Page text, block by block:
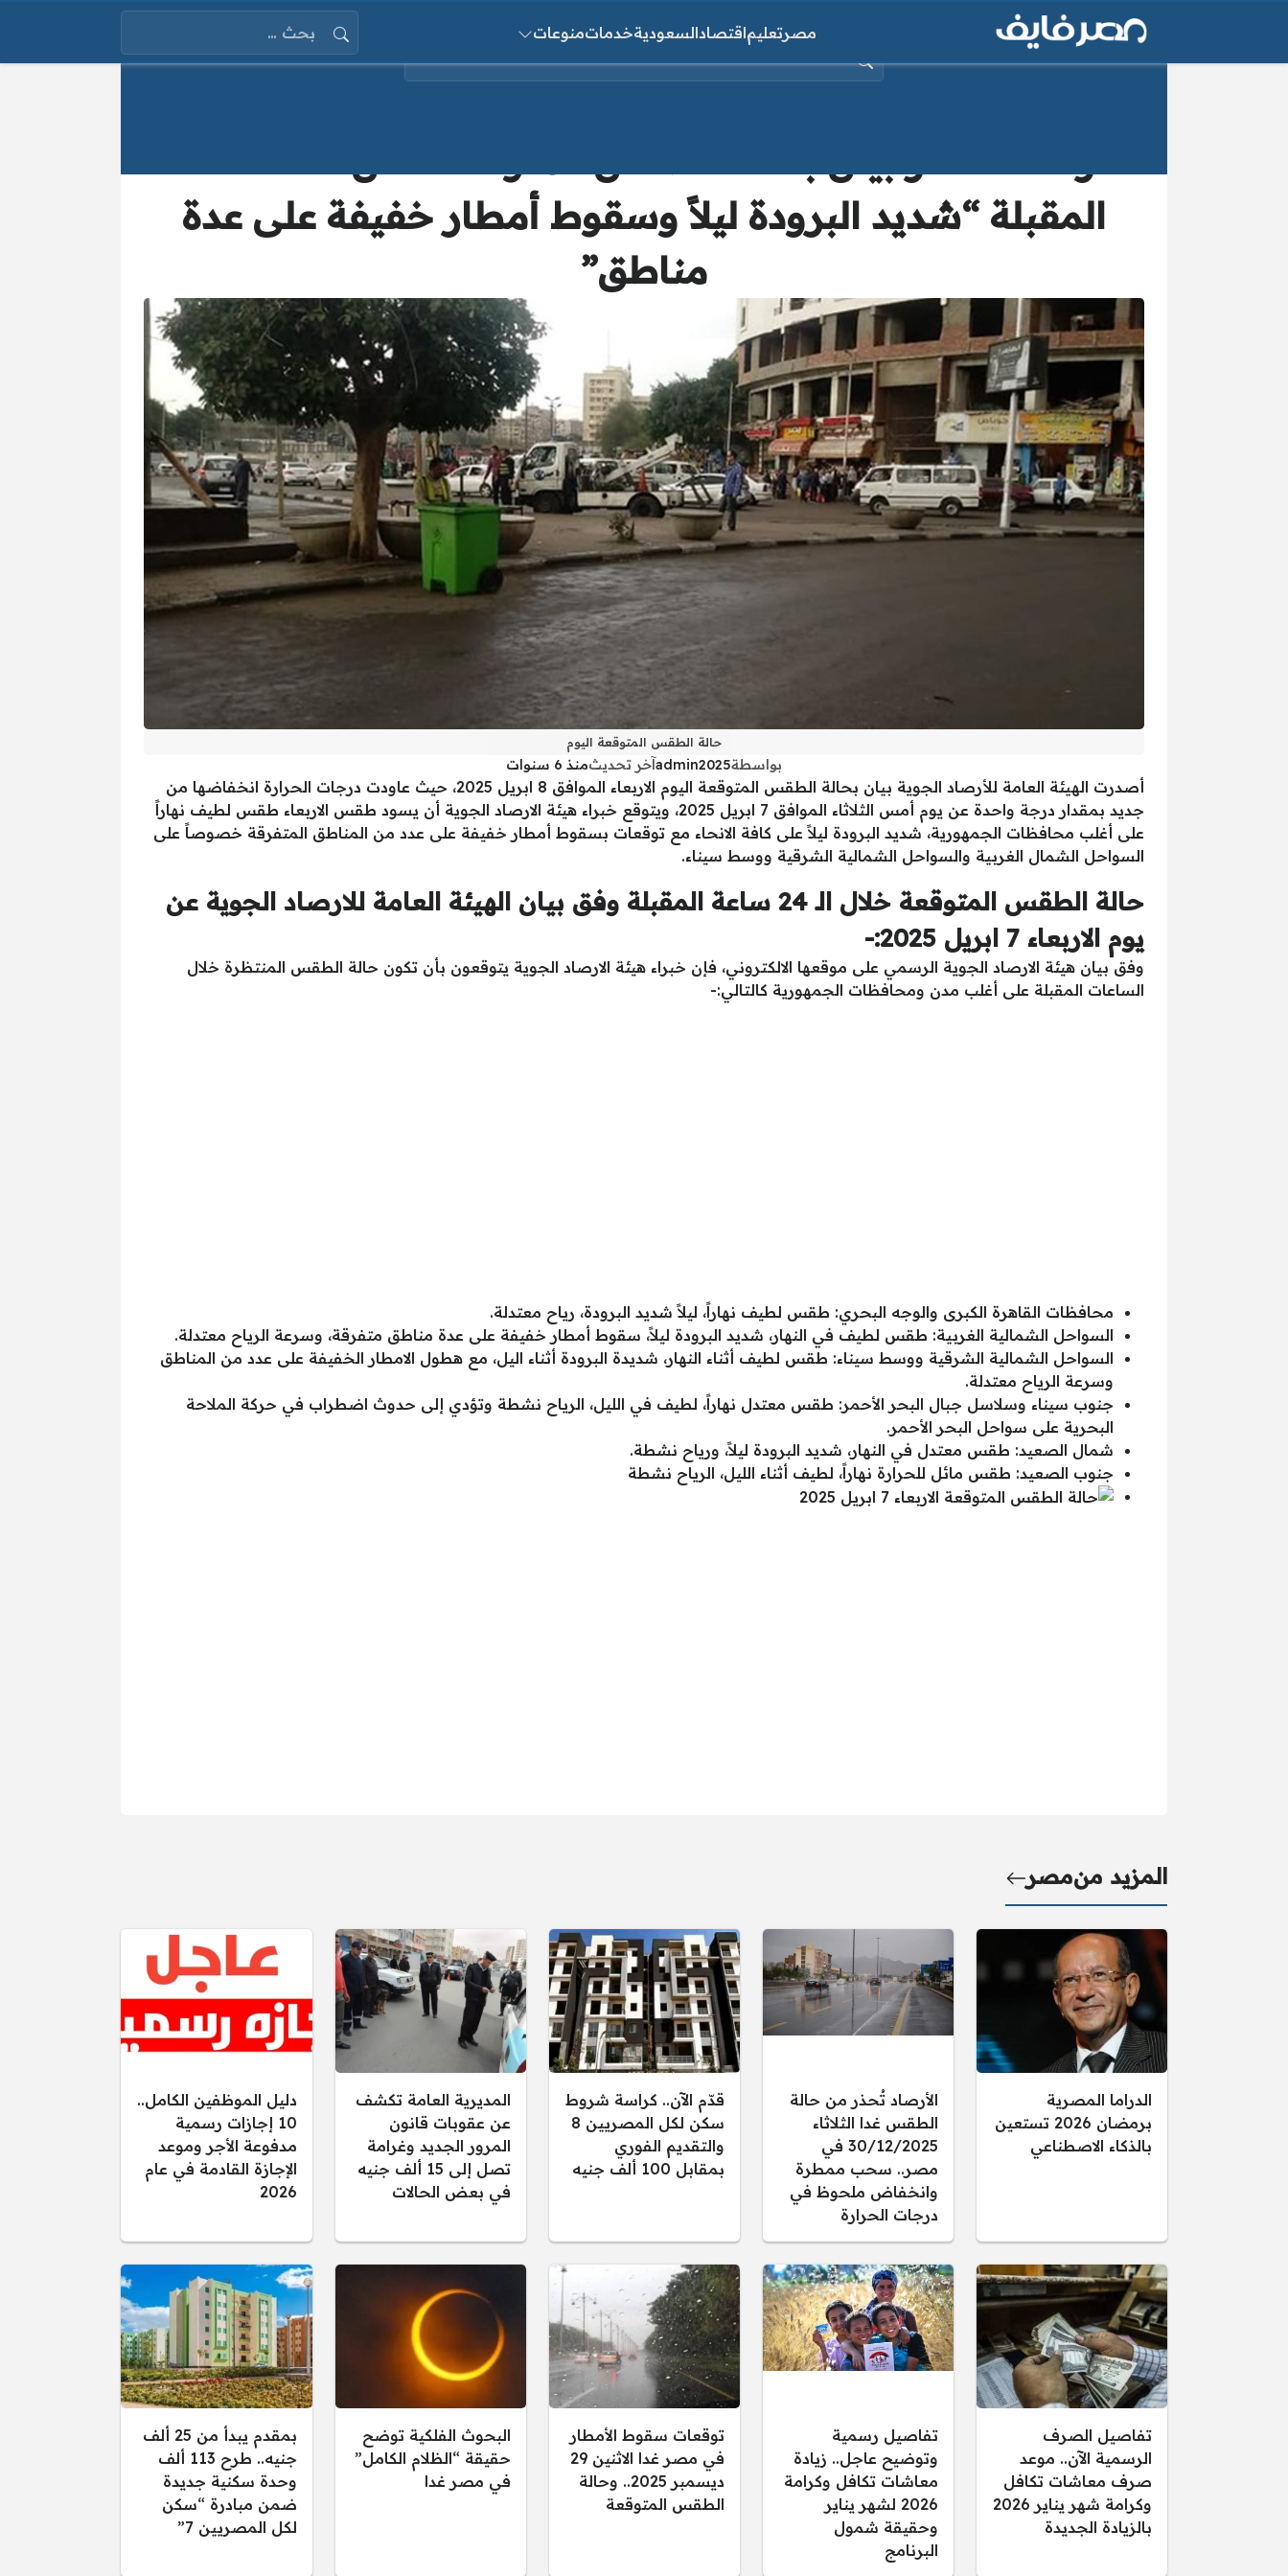
مصرتعليماقتصادالسعوديةخدماتمنوعات
البحث عن:
المقبلة “شديد البرودة ليلاً وسقوط أمطار خفيفة على عدة
مناطق”
حالة الطقس المتوقعة اليوم
بواسطةadmin2025آخر تحديثمنذ 6 سنوات
أصدرت الهيئة العامة للأرصاد الجوية بيان بحالة الطقس المتوقعة اليوم الاربعاء الموافق 8 ابريل 2025، حيث عاودت درجات الحرارة انخفاضها من
جديد بمقدار درجة واحدة عن يوم أمس الثلاثاء الموافق 7 ابريل 2025، ويتوقع خبراء هيئة الارصاد الجوية أن يسود طقس الاربعاء طقس لطيف نهاراً
على أغلب محافظات الجمهورية، شديد البرودة ليلاً على كافة الانحاء مع توقعات بسقوط أمطار خفيفة على عدد من المناطق المتفرقة خصوصاً على
السواحل الشمال الغربية والسواحل الشمالية الشرقية ووسط سيناء.
حالة الطقس المتوقعة خلال الـ 24 ساعة المقبلة وفق بيان الهيئة العامة للارصاد الجوية عن
يوم الاربعاء 7 ابريل 2025:-
وفق بيان هيئة الارصاد الجوية الرسمي على موقعها الالكتروني، فإن خبراء هيئة الارصاد الجوية يتوقعون بأن تكون حالة الطقس المنتظرة خلال
الساعات المقبلة على أغلب مدن ومحافظات الجمهورية كالتالي:-
محافظات القاهرة الكبرى والوجه البحري: طقس لطيف نهاراً، ليلاً شديد البرودة، رياح معتدلة.
السواحل الشمالية الغربية: طقس لطيف في النهار، شديد البرودة ليلاً، سقوط أمطار خفيفة على عدة مناطق متفرقة، وسرعة الرياح معتدلة.
السواحل الشمالية الشرقية ووسط سيناء: طقس لطيف أثناء النهار، شديدة البرودة أثناء اليل، مع هطول الامطار الخفيفة على عدد من المناطق
وسرعة الرياح معتدلة.
جنوب سيناء وسلاسل جبال البحر الأحمر: طقس معتدل نهاراً، لطيف في الليل، الرياح نشطة وتؤدي إلى حدوث اضطراب في حركة الملاحة
البحرية على سواحل البحر الأحمر.
شمال الصعيد: طقس معتدل في النهار، شديد البرودة ليلاً، ورياح نشطة.
جنوب الصعيد: طقس مائل للحرارة نهاراً، لطيف أثناء الليل، الرياح نشطة
المزيد منمصر
الدراما المصرية
برمضان 2026 تستعين
بالذكاء الاصطناعي
الأرصاد تُحذر من حالة
الطقس غدا الثلاثاء
30/12/2025 في
مصر.. سحب ممطرة
وانخفاض ملحوظ في
درجات الحرارة
قدّم الآن.. كراسة شروط
سكن لكل المصريين 8
والتقديم الفوري
بمقابل 100 ألف جنيه
المديرية العامة تكشف
عن عقوبات قانون
المرور الجديد وغرامة
تصل إلى 15 ألف جنيه
في بعض الحالات
دليل الموظفين الكامل..
10 إجازات رسمية
مدفوعة الأجر وموعد
الإجازة القادمة في عام
2026
تفاصيل الصرف
الرسمية الآن.. موعد
صرف معاشات تكافل
وكرامة شهر يناير 2026
بالزيادة الجديدة
تفاصيل رسمية
وتوضيح عاجل.. زيادة
معاشات تكافل وكرامة
2026 لشهر يناير
وحقيقة شمول
البرنامج
توقعات سقوط الأمطار
في مصر غدا الاثنين 29
ديسمبر 2025.. وحالة
الطقس المتوقعة
البحوث الفلكية توضح
حقيقة “الظلام الكامل”
في مصر غدا
بمقدم يبدأ من 25 ألف
جنيه.. طرح 113 ألف
وحدة سكنية جديدة
ضمن مبادرة “سكن
لكل المصريين 7”